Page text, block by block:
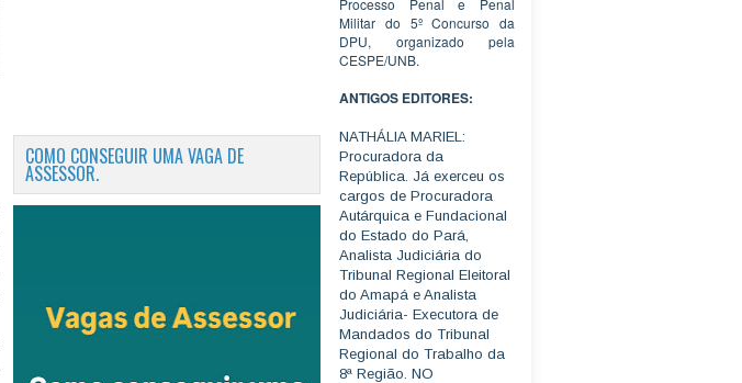
COMO CONSEGUIR UMA VAGA DE
ASSESSOR.
Processo Penal e Penal
Militar do 5º Concurso da
DPU, organizado pela
CESPE/UNB.
ANTIGOS EDITORES:
NATHÁLIA MARIEL:
Procuradora da
República. Já exerceu os
cargos de Procuradora
Autárquica e Fundacional
do Estado do Pará,
Analista Judiciária do
Tribunal Regional Eleitoral
do Amapá e Analista
Judiciária- Executora de
Mandados do Tribunal
Regional do Trabalho da
8ª Região. NO